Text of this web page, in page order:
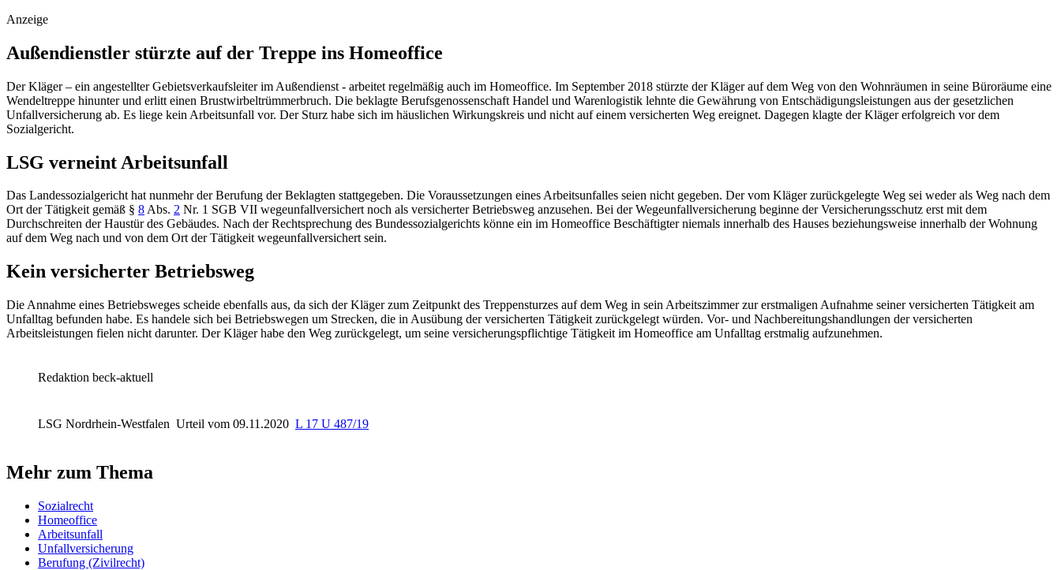
Anzeige
Außendienstler stürzte auf der Treppe ins Homeoffice
Der Kläger – ein angestellter Gebietsverkaufsleiter im Außendienst - arbeitet regelmäßig auch im Homeoffice. Im September 2018 stürzte der Kläger auf dem Weg von den Wohnräumen in seine Büroräume eine
Wendeltreppe hinunter und erlitt einen Brustwirbeltrümmerbruch. Die beklagte Berufsgenossenschaft Handel und Warenlogistik lehnte die Gewährung von Entschädigungsleistungen aus der gesetzlichen
Unfallversicherung ab. Es liege kein Arbeitsunfall vor. Der Sturz habe sich im häuslichen Wirkungskreis und nicht auf einem versicherten Weg ereignet. Dagegen klagte der Kläger erfolgreich vor dem
Sozialgericht.
LSG verneint Arbeitsunfall
Das Landessozialgericht hat nunmehr der Berufung der Beklagten stattgegeben. Die Voraussetzungen eines Arbeitsunfalles seien nicht gegeben. Der vom Kläger zurückgelegte Weg sei weder als Weg nach dem
Ort der Tätigkeit gemäß § 8Abs. 2 Nr. 1 SGB VII wegeunfallversichert noch als versicherter Betriebsweg anzusehen. Bei der Wegeunfallversicherung beginne der Versicherungsschutz erst mit dem
Durchschreiten der Haustür des Gebäudes. Nach der Rechtsprechung des Bundessozialgerichts könne ein im Homeoffice Beschäftigter niemals innerhalb des Hauses beziehungsweise innerhalb der Wohnung
auf dem Weg nach und von dem Ort der Tätigkeit wegeunfallversichert sein.
Kein versicherter Betriebsweg
Die Annahme eines Betriebsweges scheide ebenfalls aus, da sich der Kläger zum Zeitpunkt des Treppensturzes auf dem Weg in sein Arbeitszimmer zur erstmaligen Aufnahme seiner versicherten Tätigkeit am
Unfalltag befunden habe. Es handele sich bei Betriebswegen um Strecken, die in Ausübung der versicherten Tätigkeit zurückgelegt würden. Vor- und Nachbereitungshandlungen der versicherten
Arbeitsleistungen fielen nicht darunter. Der Kläger habe den Weg zurückgelegt, um seine versicherungspflichtige Tätigkeit im Homeoffice am Unfalltag erstmalig aufzunehmen.
Redaktion beck-aktuell
LSG Nordrhein-Westfalen Urteil vom 09.11.2020 L 17 U 487/19
Mehr zum Thema
Sozialrecht
Homeoffice
Arbeitsunfall
Unfallversicherung
Berufung (Zivilrecht)